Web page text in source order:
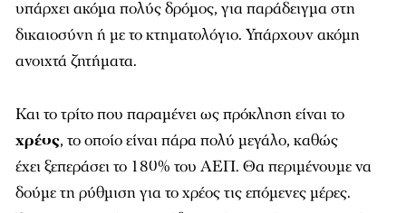
ανοιχτά ζητήματα.
Και το τρίτο που παραμένει ως πρόκληση είναι το
έχει ξεπεράσει το 180% του ΑΕΠ. Θα περιμένουμε να
δούμε τη ρύθμιση για το χρέος τις επόμενες μέρες.
Όποια και να είναι η ρύθμιση όμως, σίγουρα το χρέος
θα αποτελεί ένα βάρος, θα συνεχίσει να υπάρχει και να